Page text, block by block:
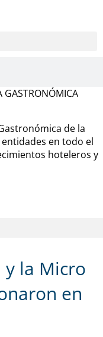
GASTRONÓMICA
de la
en todo el
hoteleros y
y la Micro
en